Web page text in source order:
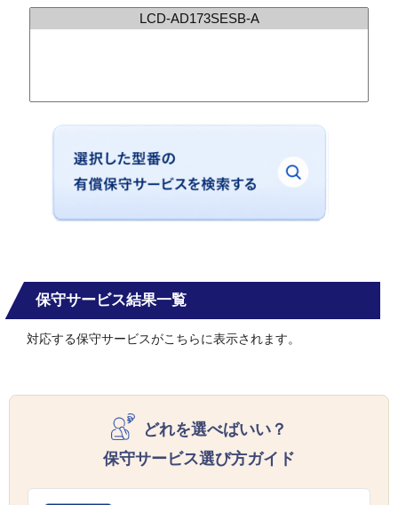
保守サービス結果一覧
対応する保守サービスがこちらに表示されます。
どれを選べばいい？
保守サービス選び方ガイド